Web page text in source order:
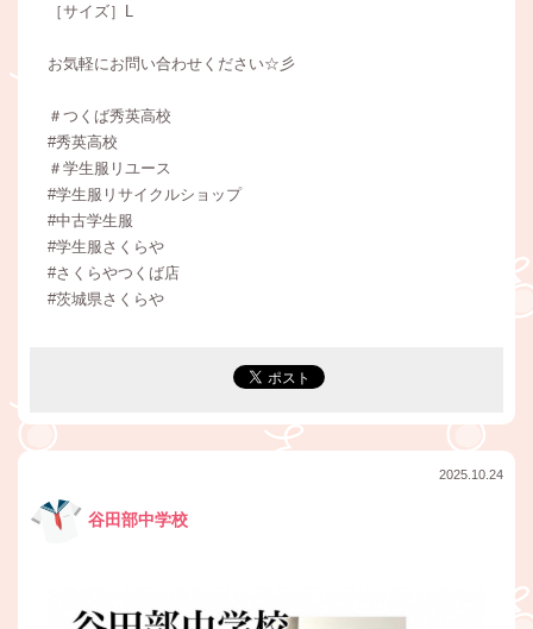
［サイズ］L
お気軽にお問い合わせください☆彡
＃つくば秀英高校
#秀英高校
＃学生服リユース
#学生服リサイクルショップ
#中古学生服
#学生服さくらや
#さくらやつくば店
#茨城県さくらや
2025.10.24
谷田部中学校